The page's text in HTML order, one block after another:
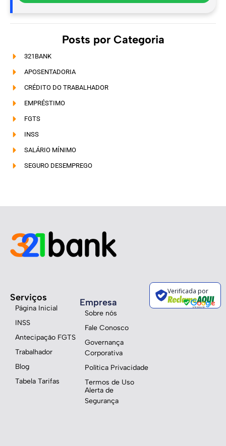
Posts por Categoria
321BANK
APOSENTADORIA
CRÉDITO DO TRABALHADOR
EMPRÉSTIMO
FGTS
INSS
SALÁRIO MÍNIMO
SEGURO DESEMPREGO
Serviços
Página Inicial
INSS
Antecipação FGTS
Trabalhador
Blog
Tabela Tarifas
Empresa
Sobre nós
Fale Conosco
Governança
Corporativa
Política Privacidade
Termos de Uso
Alerta de
Segurança
Verificada por